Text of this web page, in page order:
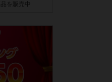
を販売中